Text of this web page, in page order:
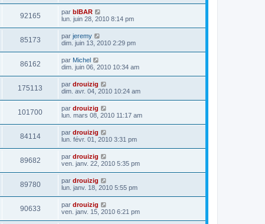
92165 par bIBAR
lun. juin 28, 2010 8:14 pm
85173 par jeremy
dim. juin 13, 2010 2:29 pm
86162 par Michel
dim. juin 06, 2010 10:34 am
175113 par drouizig
dim. avr. 04, 2010 10:24 am
101700 par drouizig
lun. mars 08, 2010 11:17 am
84114 par drouizig
lun. févr. 01, 2010 3:31 pm
89682 par drouizig
ven. janv. 22, 2010 5:35 pm
89780 par drouizig
lun. janv. 18, 2010 5:55 pm
90633 par drouizig
ven. janv. 15, 2010 6:21 pm